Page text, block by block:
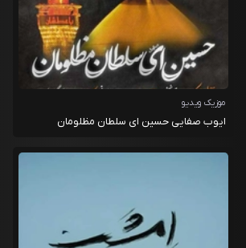
موزیک ویدیو
ایوب صفایی حسین ای سلطان مظلومان